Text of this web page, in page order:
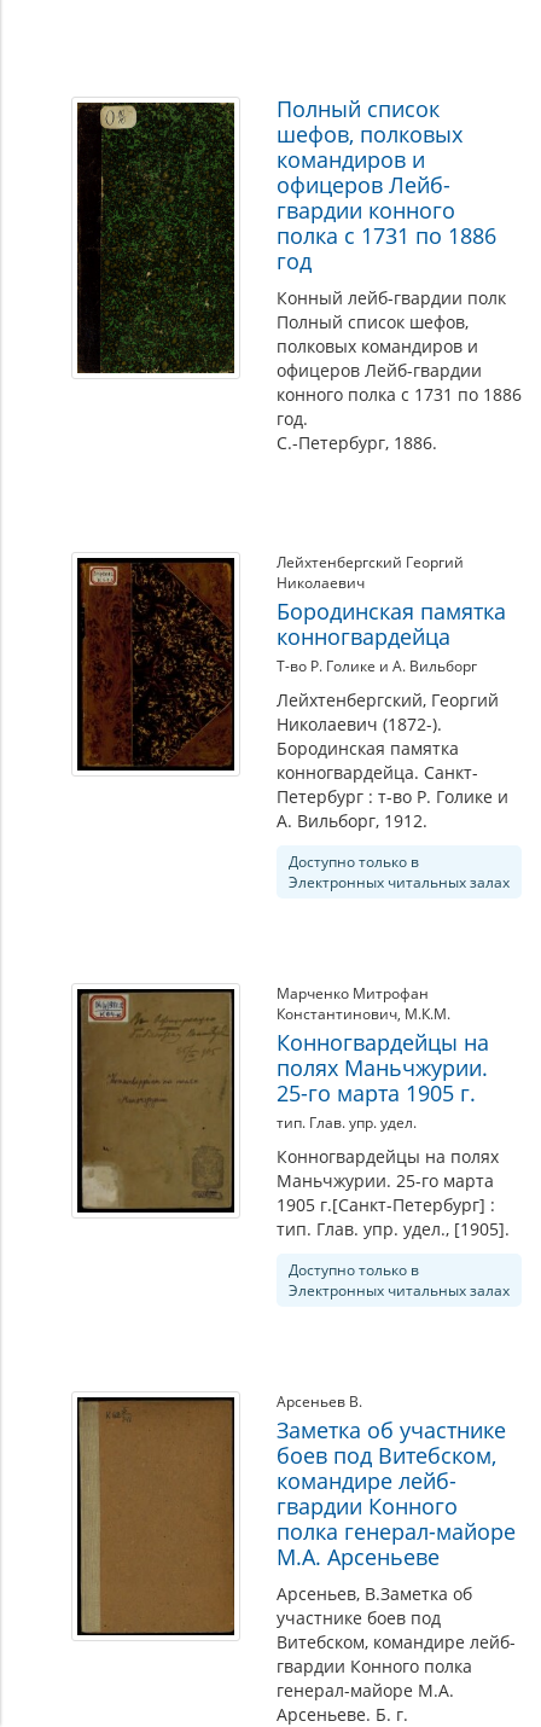
Полный список
шефов, полковых
командиров и
офицеров Лейб-
гвардии конного
полка с 1731 по 1886
год
Конный лейб-гвардии полк
Полный список шефов,
полковых командиров и
офицеров Лейб-гвардии
конного полка с 1731 по 1886
год.
С.-Петербург, 1886.
Лейхтенбергский Георгий
Николаевич
Бородинская памятка
конногвардейца
Т-во Р. Голике и А. Вильборг
Лейхтенбергский, Георгий
Николаевич (1872-).
Бородинская памятка
конногвардейца. Санкт-
Петербург : т-во Р. Голике и
А. Вильборг, 1912.
Доступно только в
Электронных читальных залах
Марченко Митрофан
Константинович, М.К.М.
Конногвардейцы на
полях Маньчжурии.
25-го марта 1905 г.
тип. Глав. упр. удел.
Конногвардейцы на полях
Маньчжурии. 25-го марта
1905 г.[Санкт-Петербург] :
тип. Глав. упр. удел., [1905].
Доступно только в
Электронных читальных залах
Арсеньев В.
Заметка об участнике
боев под Витебском,
командире лейб-
гвардии Конного
полка генерал-майоре
М.А. Арсеньеве
Арсеньев, В.Заметка об
участнике боев под
Витебском, командире лейб-
гвардии Конного полка
генерал-майоре М.А.
Арсеньеве. Б. г.